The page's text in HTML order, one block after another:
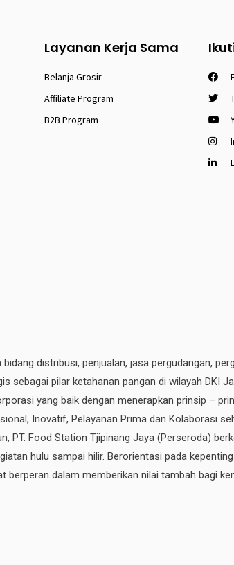
Layanan Kerja Sama
Belanja Grosir
Affiliate Program
B2B Program
distribusi, penjualan, jasa pergudangan,
sebagai pilar ketahanan pangan di wilayah DKI
yang baik dengan menerapkan prinsip –
Inovatif, Pelayanan Prima dan Kolaborasi
PT. Food Station Tjipinang Jaya (Perseroda)
hulu sampai hilir. Berorientasi pada
berperan dalam memberikan nilai tambah bagi